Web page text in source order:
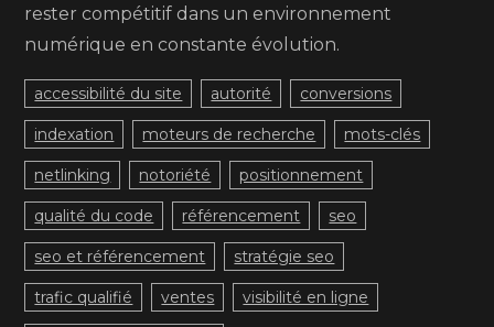
rester compétitif dans un environnement
numérique en constante évolution.
accessibilité du site autorité conversions
indexation moteurs de recherche mots-clés
netlinking notoriété positionnement
qualité du code référencement seo
seo et référencement stratégie seo
trafic qualifié ventes visibilité en ligne